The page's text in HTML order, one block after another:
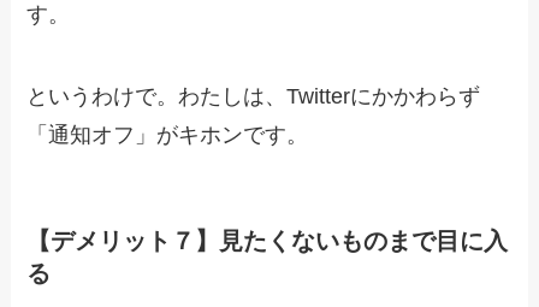
す。
というわけで。わたしは、Twitterにかかわらず
「通知オフ」がキホンです。
【デメリット７】見たくないものまで目に入
る